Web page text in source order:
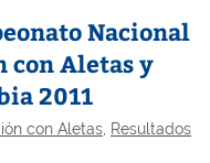
Nacional
con Aletas y
2011
con Aletas Resultados